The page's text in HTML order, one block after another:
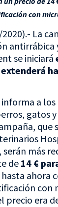
con
La
se iniciará
a
gatos
que
serán más
de 14 €
ahora
con
era